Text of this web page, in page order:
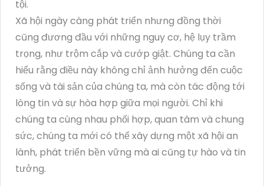
tội.
Xã hội ngày càng phát triển nhưng đồng thời
cũng đương đầu với những nguy cơ, hệ lụy trầm
trọng, như trộm cắp và cướp giật. Chúng ta cần
hiểu rằng điều này không chỉ ảnh hưởng đến cuộc
sống và tài sản của chúng ta, mà còn tác động tới
lòng tin và sự hòa hợp giữa mọi người. Chỉ khi
chúng ta cùng nhau phối hợp, quan tâm và chung
sức, chúng ta mới có thể xây dựng một xã hội an
lành, phát triển bền vững mà ai cũng tự hào và tin
tưởng.